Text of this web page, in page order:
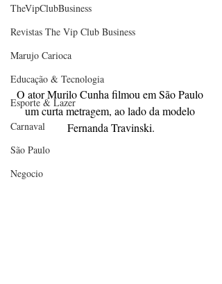
TheVipClubBusiness
Revistas The Vip Club Business
Marujo Carioca
Educação & Tecnologia
Esporte & Lazer
Carnaval
São Paulo
Negocio
O ator Murilo Cunha filmou em São Paulo
um curta metragem, ao lado da modelo
Fernanda Travinski.